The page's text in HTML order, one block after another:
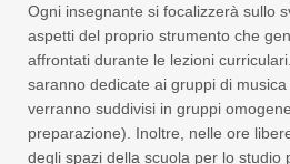
Ogni insegnante si focalizzerà sullo
aspetti del proprio strumento che
affrontati durante le lezioni
saranno dedicate ai gruppi di musica
verranno suddivisi in gruppi
preparazione). Inoltre, nelle ore
degli spazi della scuola per lo studio